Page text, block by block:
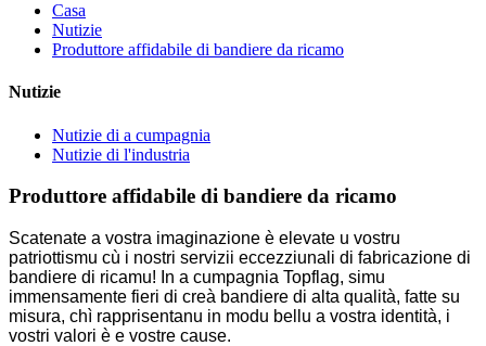
Casa
Nutizie
Produttore affidabile di bandiere da ricamo
Nutizie
Nutizie di a cumpagnia
Nutizie di l'industria
Produttore affidabile di bandiere da ricamo
Scatenate a vostra imaginazione è elevate u vostru
patriottismu cù i nostri servizii eccezziunali di fabricazione di
bandiere di ricamu! In a cumpagnia Topflag, simu
immensamente fieri di creà bandiere di alta qualità, fatte su
misura, chì rapprisentanu in modu bellu a vostra identità, i
vostri valori è e vostre cause.